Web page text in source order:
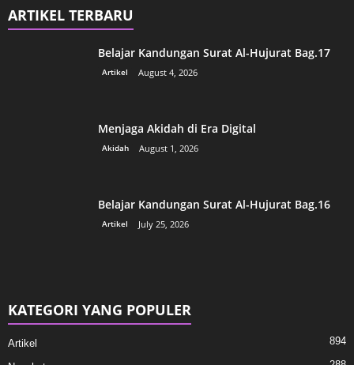
ARTIKEL TERBARU
Belajar Kandungan Surat Al-Hujurat Bag.17
Artikel August 4, 2026
Menjaga Akidah di Era Digital
Akidah August 1, 2026
Belajar Kandungan Surat Al-Hujurat Bag.16
Artikel July 25, 2026
KATEGORI YANG POPULER
Artikel 894